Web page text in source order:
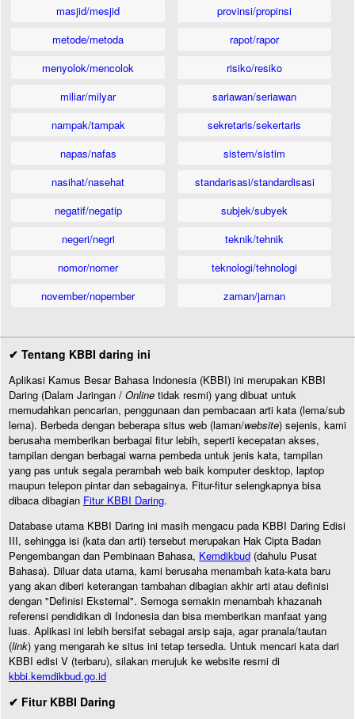
masjid/mesjid
metode/metoda
menyolok/mencolok
miliar/milyar
nampak/tampak
napas/nafas
nasihat/nasehat
negatif/negatip
negeri/negri
nomor/nomer
november/nopember
provinsi/propinsi
rapot/rapor
risiko/resiko
sariawan/seriawan
sekretaris/sekertaris
sistem/sistim
standarisasi/standardisasi
subjek/subyek
teknik/tehnik
teknologi/tehnologi
zaman/jaman
✔ Tentang KBBI daring ini
Aplikasi Kamus Besar Bahasa Indonesia (KBBI) ini merupakan KBBI
Daring (Dalam Jaringan / Online tidak resmi) yang dibuat untuk
memudahkan pencarian, penggunaan dan pembacaan arti kata (lema/sub
lema). Berbeda dengan beberapa situs web (laman/website) sejenis, kami
berusaha memberikan berbagai fitur lebih, seperti kecepatan akses,
tampilan dengan berbagai warna pembeda untuk jenis kata, tampilan
yang pas untuk segala perambah web baik komputer desktop, laptop
maupun telepon pintar dan sebagainya. Fitur-fitur selengkapnya bisa
dibaca dibagian Fitur KBBI Daring.
Database utama KBBI Daring ini masih mengacu pada KBBI Daring Edisi
III, sehingga isi (kata dan arti) tersebut merupakan Hak Cipta Badan
Pengembangan dan Pembinaan Bahasa, Kemdikbud (dahulu Pusat
Bahasa). Diluar data utama, kami berusaha menambah kata-kata baru
yang akan diberi keterangan tambahan dibagian akhir arti atau definisi
dengan "Definisi Eksternal". Semoga semakin menambah khazanah
referensi pendidikan di Indonesia dan bisa memberikan manfaat yang
luas. Aplikasi ini lebih bersifat sebagai arsip saja, agar pranala/tautan
(link) yang mengarah ke situs ini tetap tersedia. Untuk mencari kata dari
KBBI edisi V (terbaru), silakan merujuk ke website resmi di
kbbi.kemdikbud.go.id
✔ Fitur KBBI Daring